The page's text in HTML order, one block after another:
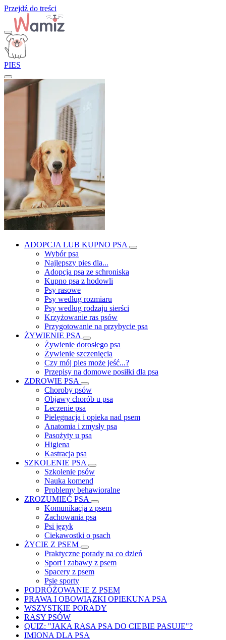
Przejdź do treści
PIES
ADOPCJA LUB KUPNO PSA
Wybór psa
Najlepszy pies dla...
Adopcja psa ze schroniska
Kupno psa z hodowli
Psy rasowe
Psy według rozmiaru
Psy według rodzaju sierści
Krzyżowanie ras psów
Przygotowanie na przybycie psa
ŻYWIENIE PSA
Żywienie dorosłego psa
Żywienie szczenięcia
Czy mój pies może jeść...?
Przepisy na domowe posiłki dla psa
ZDROWIE PSA
Choroby psów
Objawy chorób u psa
Leczenie psa
Pielęgnacja i opieka nad psem
Anatomia i zmysły psa
Pasożyty u psa
Higiena
Kastracja psa
SZKOLENIE PSA
Szkolenie psów
Nauka komend
Problemy behawioralne
ZROZUMIEĆ PSA
Komunikacja z psem
Zachowania psa
Psi język
Ciekawostki o psach
ŻYCIE Z PSEM
Praktyczne porady na co dzień
Sport i zabawy z psem
Spacery z psem
Psie sporty
PODRÓŻOWANIE Z PSEM
PRAWA I OBOWIĄZKI OPIEKUNA PSA
WSZYSTKIE PORADY
RASY PSÓW
QUIZ: "JAKA RASA PSA DO CIEBIE PASUJE"?
IMIONA DLA PSA